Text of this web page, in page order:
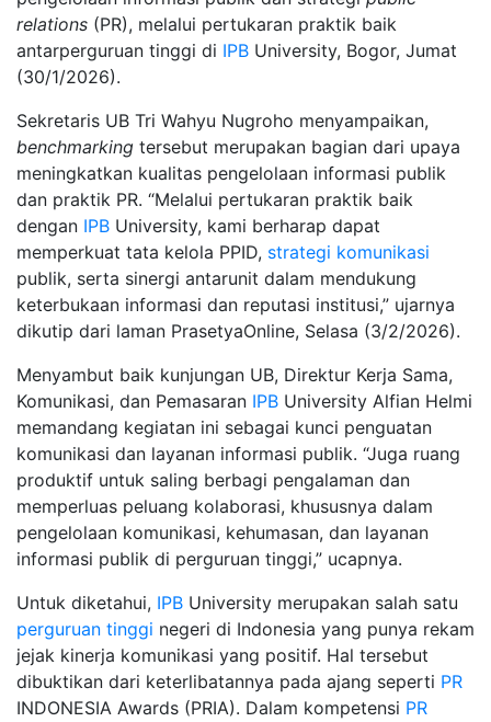
relations (PR), melalui pertukaran praktik baik
antarperguruan tinggi di IPB University, Bogor, Jumat
(30/1/2026).
Sekretaris UB Tri Wahyu Nugroho menyampaikan,
benchmarking tersebut merupakan bagian dari upaya
meningkatkan kualitas pengelolaan informasi publik
dan praktik PR. “Melalui pertukaran praktik baik
dengan IPB University, kami berharap dapat
memperkuat tata kelola PPID, strategi komunikasi
publik, serta sinergi antarunit dalam mendukung
keterbukaan informasi dan reputasi institusi,” ujarnya
dikutip dari laman PrasetyaOnline, Selasa (3/2/2026).
Menyambut baik kunjungan UB, Direktur Kerja Sama,
Komunikasi, dan Pemasaran IPB University Alfian Helmi
memandang kegiatan ini sebagai kunci penguatan
komunikasi dan layanan informasi publik. “Juga ruang
produktif untuk saling berbagi pengalaman dan
memperluas peluang kolaborasi, khususnya dalam
pengelolaan komunikasi, kehumasan, dan layanan
informasi publik di perguruan tinggi,” ucapnya.
Untuk diketahui, IPB University merupakan salah satu
perguruan tinggi negeri di Indonesia yang punya rekam
jejak kinerja komunikasi yang positif. Hal tersebut
dibuktikan dari keterlibatannya pada ajang seperti PR
INDONESIA Awards (PRIA). Dalam kompetensi PR